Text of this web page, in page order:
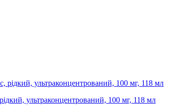
ультраконцентрований, 100 мг, 118 мл